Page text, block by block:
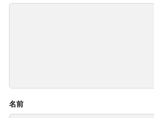
名前